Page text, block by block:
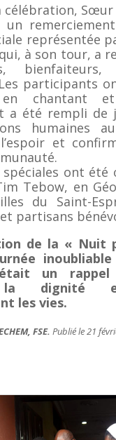
célébration, Sœur
un
représentée
qui, à son tour, a
participants
chantant
a été rempli
humaines
et
spéciales ont
Tebow, en
du Saint-
partisans
de la « Nuit
un
la dignité
les vies.
FSE. Publié le 21